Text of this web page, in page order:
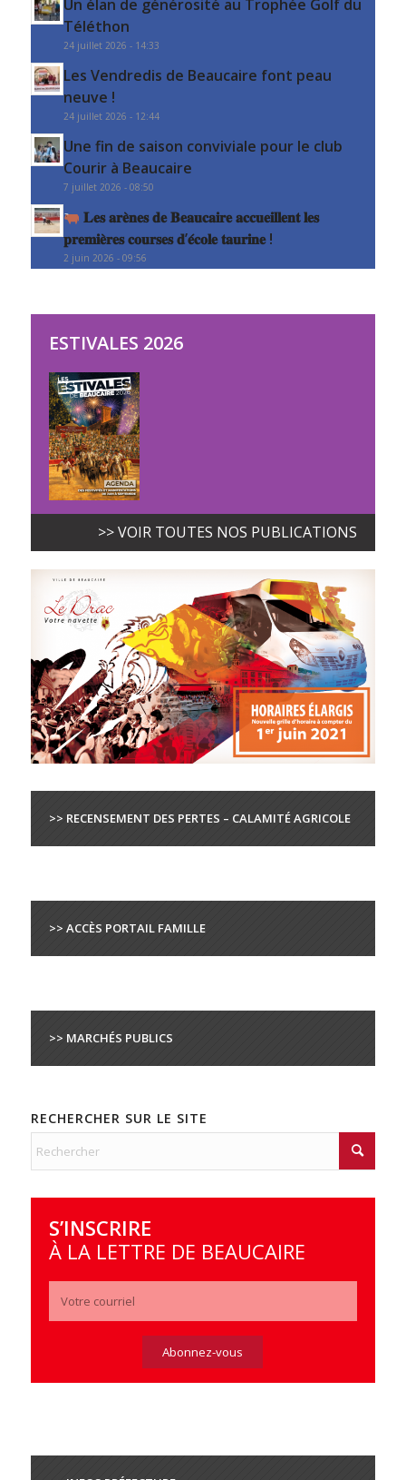
Un élan de générosité au Trophée Golf du
Téléthon
24 juillet 2026 - 14:33
Les Vendredis de Beaucaire font peau
neuve !
24 juillet 2026 - 12:44
Une fin de saison conviviale pour le club
Courir à Beaucaire
7 juillet 2026 - 08:50
𝐋𝐞𝐬 𝐚𝐫𝐞̀𝐧𝐞𝐬 𝐝𝐞 𝐁𝐞𝐚𝐮𝐜𝐚𝐢𝐫𝐞 𝐚𝐜𝐜𝐮𝐞𝐢𝐥𝐥𝐞𝐧𝐭 𝐥𝐞𝐬
𝐩𝐫𝐞𝐦𝐢𝐞̀𝐫𝐞𝐬 𝐜𝐨𝐮𝐫𝐬𝐞𝐬 𝐝’𝐞́𝐜𝐨𝐥𝐞 𝐭𝐚𝐮𝐫𝐢𝐧𝐞 !
2 juin 2026 - 09:56
ESTIVALES 2026
>> VOIR TOUTES NOS PUBLICATIONS
>> RECENSEMENT DES PERTES – CALAMITÉ AGRICOLE
>> ACCÈS PORTAIL FAMILLE
>> MARCHÉS PUBLICS
RECHERCHER SUR LE SITE
S’INSCRIRE
À LA LETTRE DE BEAUCAIRE